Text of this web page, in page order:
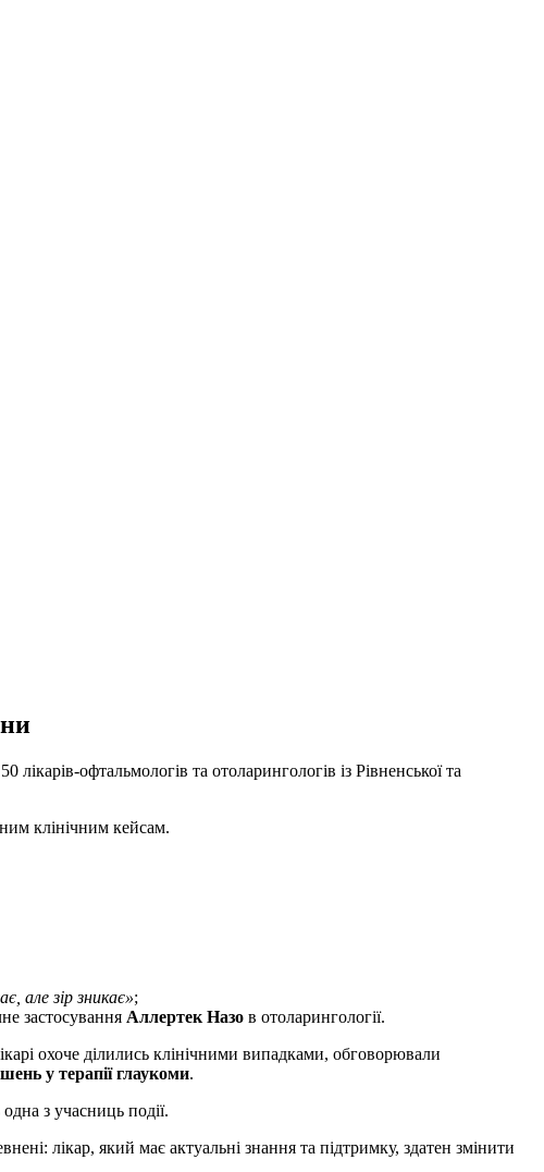
лікарів-офтальмологів та отоларингологів із Рівненської та
клінічним кейсам.
але зір зникає»;
застосування Аллертек Назо в отоларингології.
охоче ділились клінічними випадками, обговорювали
у терапії глаукоми.
з учасниць події.
лікар, який має актуальні знання та підтримку, здатен змінити